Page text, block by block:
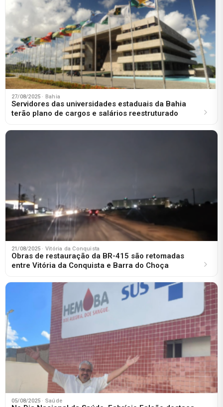
27/08/2025 · Bahia
Servidores das universidades estaduais da Bahia
terão plano de cargos e salários reestruturado
21/08/2025 · Vitória da Conquista
Obras de restauração da BR-415 são retomadas
entre Vitória da Conquista e Barra do Choça
05/08/2025 · Saúde